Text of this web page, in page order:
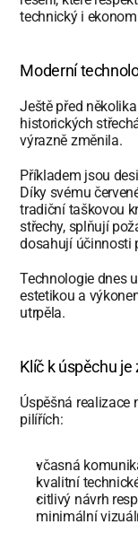
technický i
Moderní
Ještě před
historických
výrazně změnila.
Příkladem jsou
Díky svému
tradiční taškovou
střechy, splňují
dosahují účinnosti
Technologie dnes
estetikou a
utrpěla.
Klíč k úspěchu
Úspěšná realizace
pilířích:
včasná
kvalitní
citlivý návrh
minimální